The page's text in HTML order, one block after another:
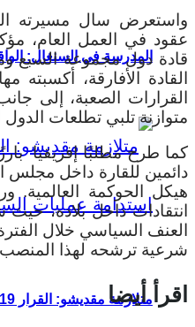
المدرسة في السنغال:
واستعرض سال مسيرته
عقود في العمل العام،
قادة دول مجموعة السبع
القادة الأفارقة، أكسبته
القرارات الصعبة، إلى
متوازنة تلبي تطلعات الدول
كما طرح مطلبًا إفريقيا
دائمين للقارة داخل مجلس
هيكل الحوكمة العالمية.
انتقادات داخل بلاده،
شرعية ترشحه لهذا المنصب
اقرأ أيضا